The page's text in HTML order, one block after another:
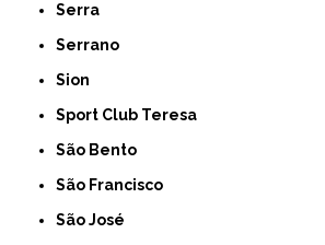
Serra
Serrano
Sion
Sport Club Teresa
São Bento
São Francisco
São José